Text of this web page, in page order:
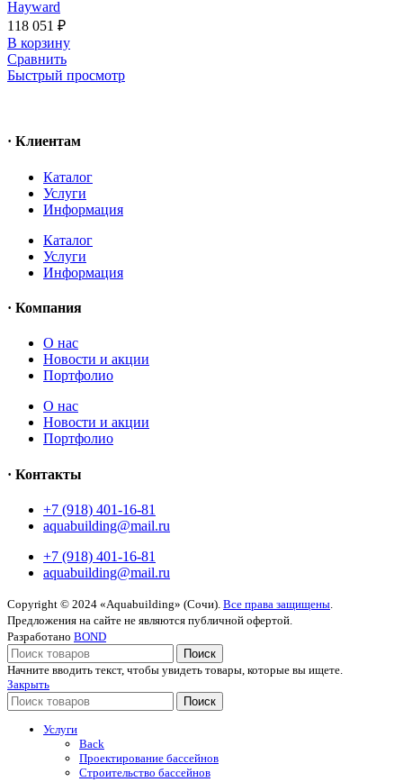
Hayward
118 051 ₽
В корзину
Сравнить
Быстрый просмотр
· Клиентам
Каталог
Услуги
Информация
Каталог
Услуги
Информация
· Компания
O нас
Новости и акции
Портфолио
O нас
Новости и акции
Портфолио
· Контакты
+7 (918) 401-16-81
aquabuilding@mail.ru
+7 (918) 401-16-81
aquabuilding@mail.ru
Copyright © 2024 «Aquabuilding» (Сочи). Все права защищены
Предложения на сайте не являются публичной офертой.
Разработано BOND
Поиск
Начните вводить текст, чтобы увидеть товары, которые вы ищете.
Закрыть
Поиск
Услуги
Back
Проектирование бассейнов
Строительство бассейнов